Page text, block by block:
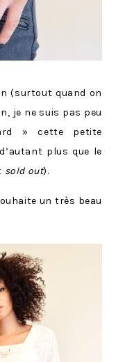
(surtout quand on
je ne suis pas peu
» cette petite
plus que le
sold out).
un très beau